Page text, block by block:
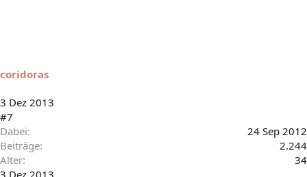
coridoras
3 Dez 2013
#7
Dabei
24 Sep 2012
Beiträge
2.244
Alter
34